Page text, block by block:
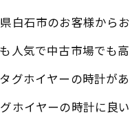
白石市のお客様から
人気で中古市場でも
グホイヤーの時計が
ホイヤーの時計に良